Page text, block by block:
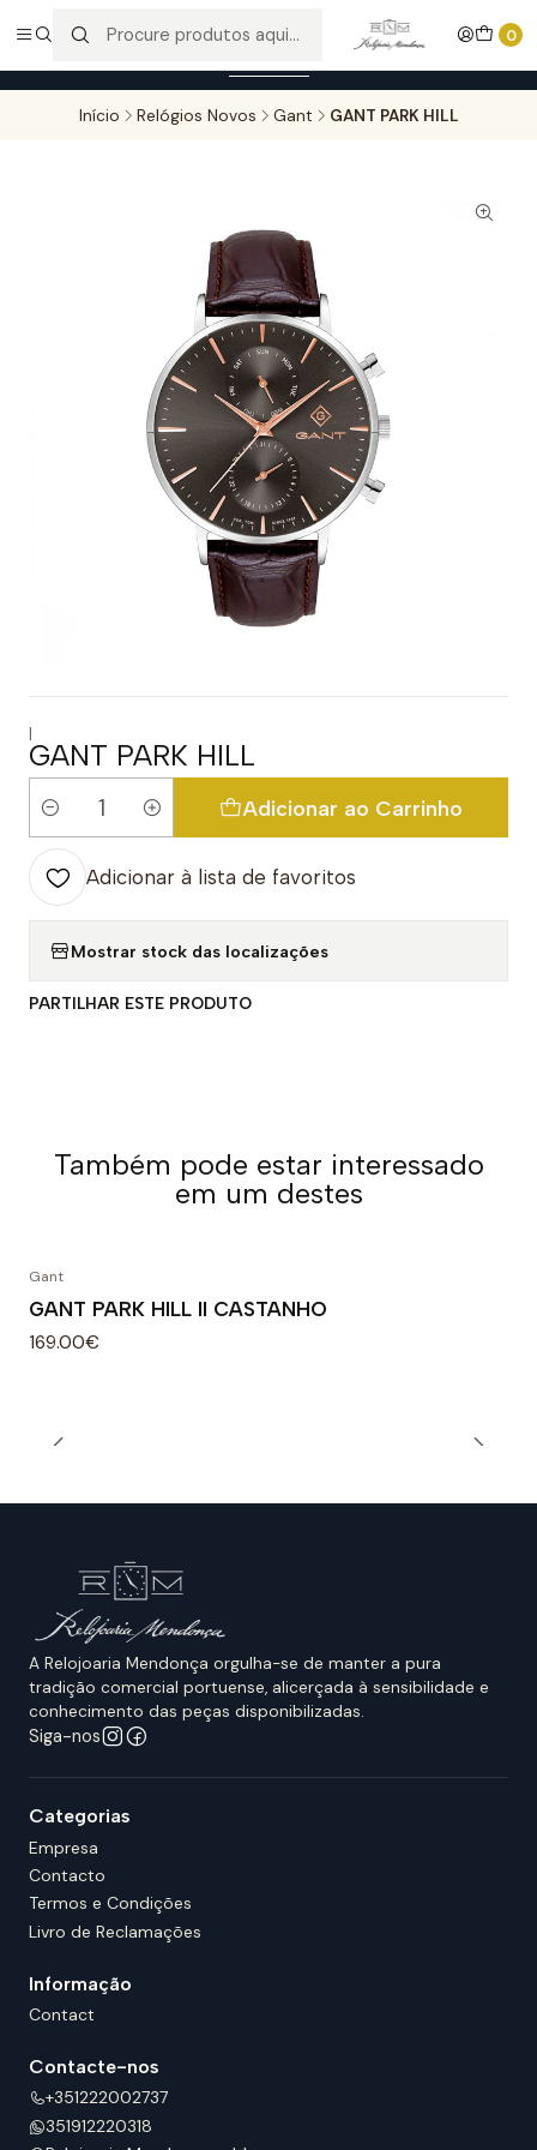
0
Entregas gratuitas para compras superiores a 100,00€ - Todas as
encomendas serão sujeitas a confirmação de stock.
Início Relógios Novos Gant GANT PARK HILL
|
GANT PARK HILL
Quantidade
Adicionar ao Carrinho
Adicionar à lista de favoritos
Mostrar stock das localizações
PARTILHAR ESTE PRODUTO
Também pode estar interessado
em um destes
Gant
GANT PARK HILL II CASTANHO
169.00€
A Relojoaria Mendonça orgulha-se de manter a pura
tradição comercial portuense, alicerçada à sensibilidade e
conhecimento das peças disponibilizadas.
Siga-nos
Categorias
Empresa
Contacto
Termos e Condições
Livro de Reclamações
Informação
Contact
Contacte-nos
+351222002737
351912220318